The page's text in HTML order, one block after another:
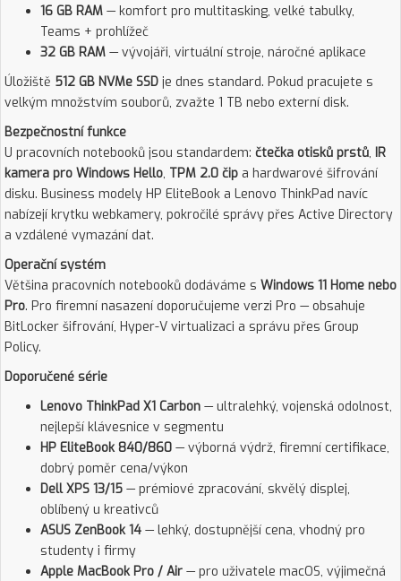
16 GB RAM — komfort pro multitasking, velké tabulky,
Teams + prohlížeč
32 GB RAM — vývojáři, virtuální stroje, náročné aplikace
Úložiště 512 GB NVMe SSD je dnes standard. Pokud pracujete s
velkým množstvím souborů, zvažte 1 TB nebo externí disk.
Bezpečnostní funkce
U pracovních notebooků jsou standardem: čtečka otisků prstů, IR
kamera pro Windows Hello, TPM 2.0 čip a hardwarové šifrování
disku. Business modely HP EliteBook a Lenovo ThinkPad navíc
nabízejí krytku webkamery, pokročilé správy přes Active Directory
a vzdálené vymazání dat.
Operační systém
Většina pracovních notebooků dodáváme s Windows 11 Home nebo
Pro. Pro firemní nasazení doporučujeme verzi Pro — obsahuje
BitLocker šifrování, Hyper-V virtualizaci a správu přes Group
Policy.
Doporučené série
Lenovo ThinkPad X1 Carbon — ultralehký, vojenská odolnost,
nejlepší klávesnice v segmentu
HP EliteBook 840/860 — výborná výdrž, firemní certifikace,
dobrý poměr cena/výkon
Dell XPS 13/15 — prémiové zpracování, skvělý displej,
oblíbený u kreativců
ASUS ZenBook 14 — lehký, dostupnější cena, vhodný pro
studenty i firmy
Apple MacBook Pro / Air — pro uživatele macOS, výjimečná